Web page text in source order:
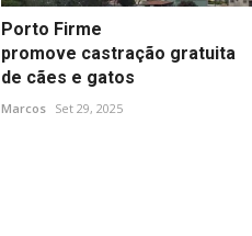
Porto Firme
promove castração gratuita
de cães e gatos
Marcos Set 29, 2025